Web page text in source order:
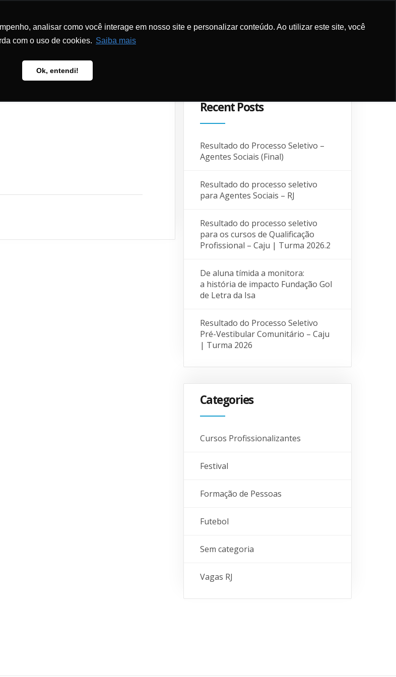
analisar como você interage em nosso site e personalizar conteúdo. Ao utilizar este site, você
com o uso de cookies. Saiba mais
Ok, entendi!
METHODOLOGY PUBLICATIONS
HOW TO SUPPORT
US
CONTACT AND
Recent Posts
Resultado do Processo Seletivo –
Agentes Sociais (Final)
Resultado do processo seletivo
para Agentes Sociais – RJ
Resultado do processo seletivo
para os cursos de Qualificação
Profissional – Caju | Turma 2026.2
De aluna tímida a monitora:
a história de impacto Fundação Gol
de Letra da Isa
Resultado do Processo Seletivo
Pré-Vestibular Comunitário – Caju
| Turma 2026
Categories
Cursos Profissionalizantes
Festival
Formação de Pessoas
Futebol
Sem categoria
Vagas RJ